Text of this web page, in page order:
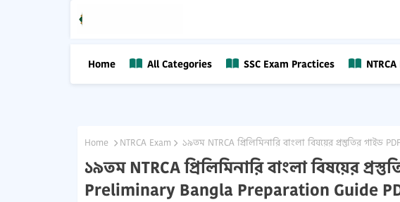
Home All Categories SSC Exam Practices
Home NTRCA Exam ১৯তম NTRCA প্রিলিমিনারি বাংলা বিষয়ের প্রস্তুতির
১৯তম NTRCA প্রিলিমিনারি বাংলা বিষয়ের
Preliminary Bangla Preparation Guide